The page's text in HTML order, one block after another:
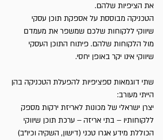
את הציפיות שלהם.
הטכניקה מבוססת על אספקת תוכן עסקי
שיווקי ללקוחות שלכם שמשפר את מעמדם
מול הלקוחות שלהם. פיתוח התוכן העסקי
שיווקי אינו יקר באופן יחסי.
שתי דוגמאות ספציפיות להפעלת הטכניקה בהן
הייתי מעורב:
יצרן ישראלי של מכונות לאריזת ירקות מספק
ללקוחותיו – בתי אריזה – ערכת תוכן שיווקי
הכוללת מידע אגרו טכני (דישון, השקיה וכיו”ב)